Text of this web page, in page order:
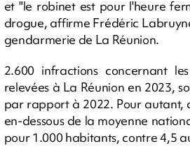
et "le robinet est pour l'heure
drogue, affirme Frédéric
gendarmerie de La Réunion.
2.600 infractions concernant
relevées à La Réunion en 2023,
par rapport à 2022. Pour autant,
en-dessous de la moyenne
pour 1.000 habitants, contre 4,5